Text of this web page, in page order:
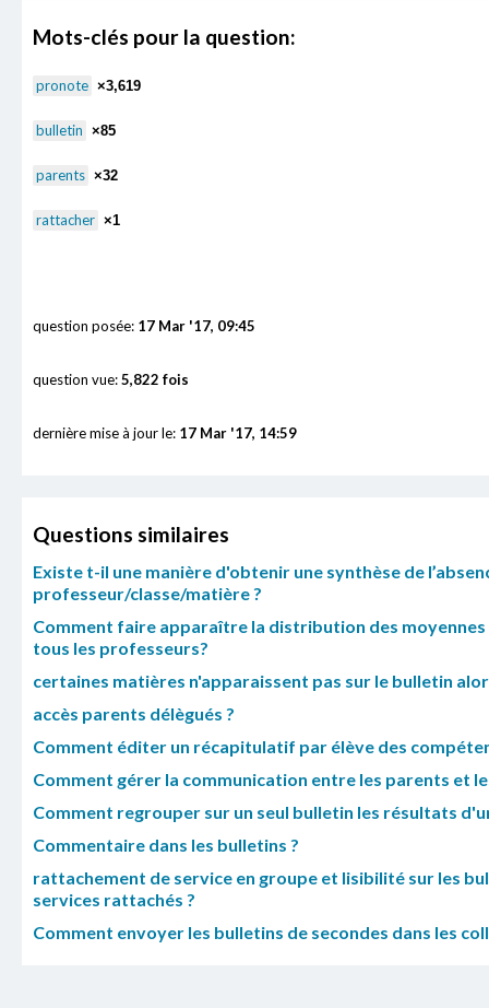
Mots-clés pour la question:
pronote ×3,619
bulletin ×85
parents ×32
rattacher ×1
question posée: 17 Mar '17, 09:45
question vue:5,822 fois
dernière mise à jour le: 17 Mar '17, 14:59
Questions similaires
Existe t-il une manière d'obtenir une synthèse de
professeur/classe/matière ?
Comment faire apparaître la distribution des
tous les professeurs?
certaines matières n'apparaissent pas sur le bulletin
accès parents délègués ?
Comment éditer un récapitulatif par élève des
Comment gérer la communication entre les parents et
Comment regrouper sur un seul bulletin les résultats
Commentaire dans les bulletins ?
rattachement de service en groupe et lisibilité sur les
services rattachés ?
Comment envoyer les bulletins de secondes dans les